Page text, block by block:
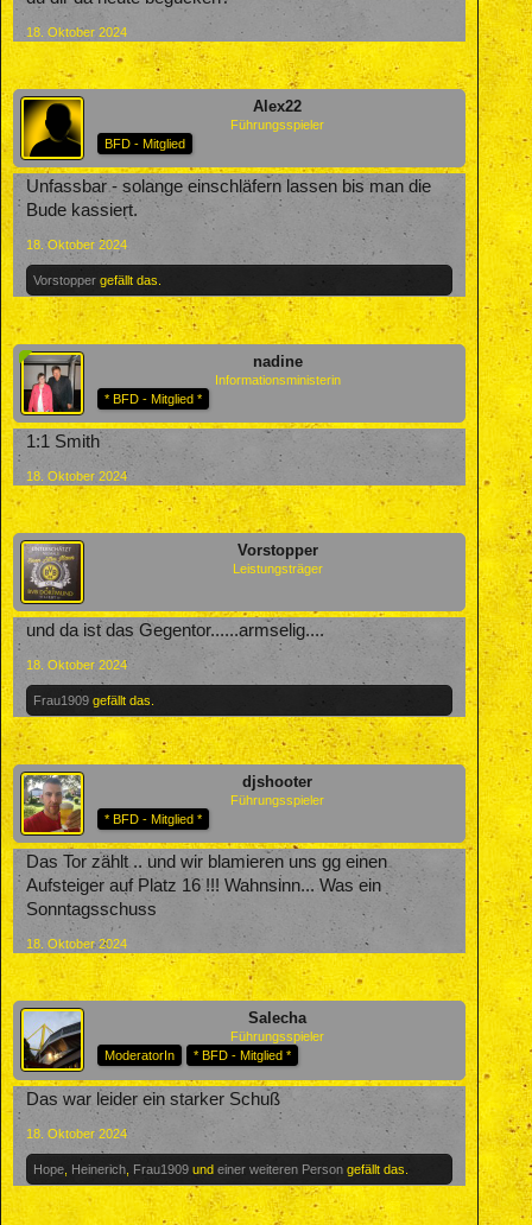
18. Oktober 2024
Alex22
Führungsspieler
BFD - Mitglied
Unfassbar - solange einschläfern lassen bis man die
Bude kassiert.
18. Oktober 2024
Vorstopper gefällt das.
nadine
Informationsministerin
* BFD - Mitglied *
1:1 Smith
18. Oktober 2024
Vorstopper
Leistungsträger
und da ist das Gegentor......armselig....
18. Oktober 2024
Frau1909 gefällt das.
djshooter
Führungsspieler
* BFD - Mitglied *
Das Tor zählt .. und wir blamieren uns gg einen
Aufsteiger auf Platz 16 !!! Wahnsinn... Was ein
Sonntagsschuss
18. Oktober 2024
Salecha
Führungsspieler
ModeratorIn
* BFD - Mitglied *
Das war leider ein starker Schuß
18. Oktober 2024
Hope Heinerich Frau1909 und einer weiteren Person gefällt das.